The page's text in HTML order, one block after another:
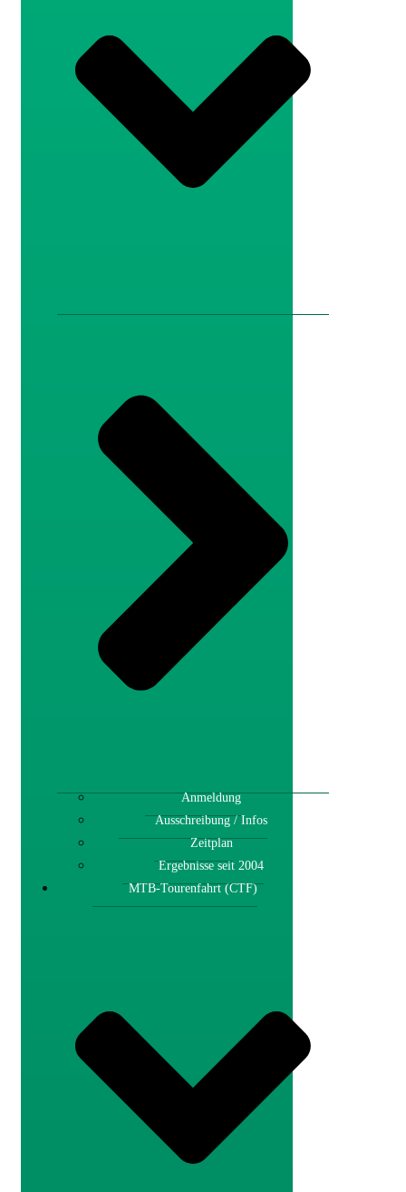
Anmeldung
Ausschreibung / Infos
Zeitplan
Ergebnisse seit 2004
MTB-Tourenfahrt (CTF)